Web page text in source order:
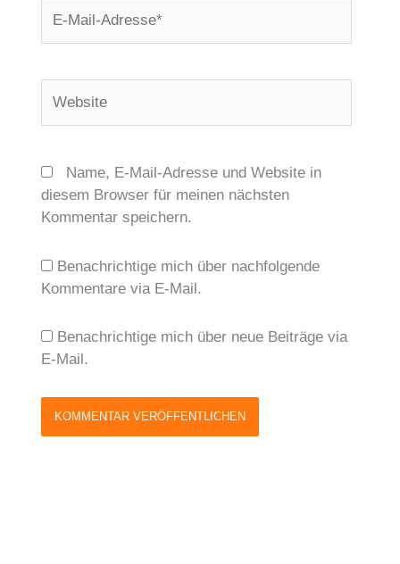
Mail-
Name, E-Mail-Adresse und Website in
diesem Browser für meinen nächsten
Kommentar speichern.
Benachrichtige mich über nachfolgende
Kommentare via E-Mail.
Benachrichtige mich über neue Beiträge via
E-Mail.